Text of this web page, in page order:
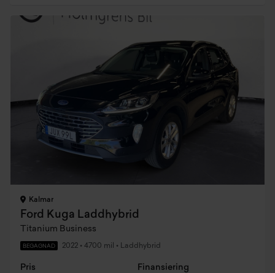
Kalmar
Ford Kuga Laddhybrid
Titanium Business
BEGAGNAD 2022 • 4700 mil • Laddhybrid
Pris Finansiering